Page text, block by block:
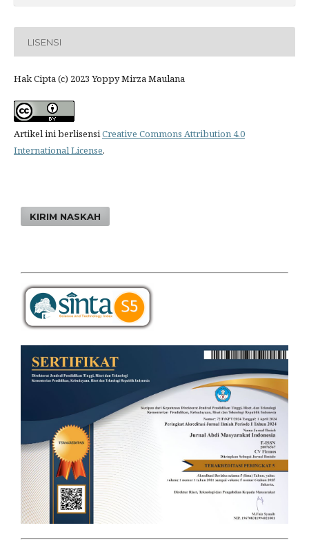
LISENSI
Hak Cipta (c) 2023 Yoppy Mirza Maulana
Artikel ini berlisensiCreative Commons Attribution 4.0
International License.
KIRIM NASKAH